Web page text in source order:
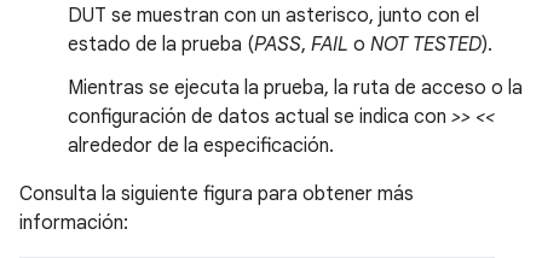
DUT se muestran con un asterisco, junto con el
estado de la prueba (PASS, FAIL o NOT TESTED).
Mientras se ejecuta la prueba, la ruta de acceso o la
configuración de datos actual se indica con >> <<
alrededor de la especificación.
Consulta la siguiente figura para obtener más
información: